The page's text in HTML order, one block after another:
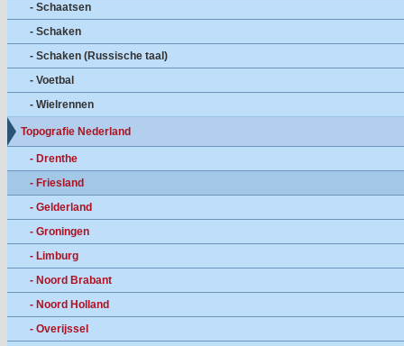
- Schaatsen
- Schaken
- Schaken (Russische taal)
- Voetbal
- Wielrennen
Topografie Nederland
- Drenthe
- Friesland
- Gelderland
- Groningen
- Limburg
- Noord Brabant
- Noord Holland
- Overijssel